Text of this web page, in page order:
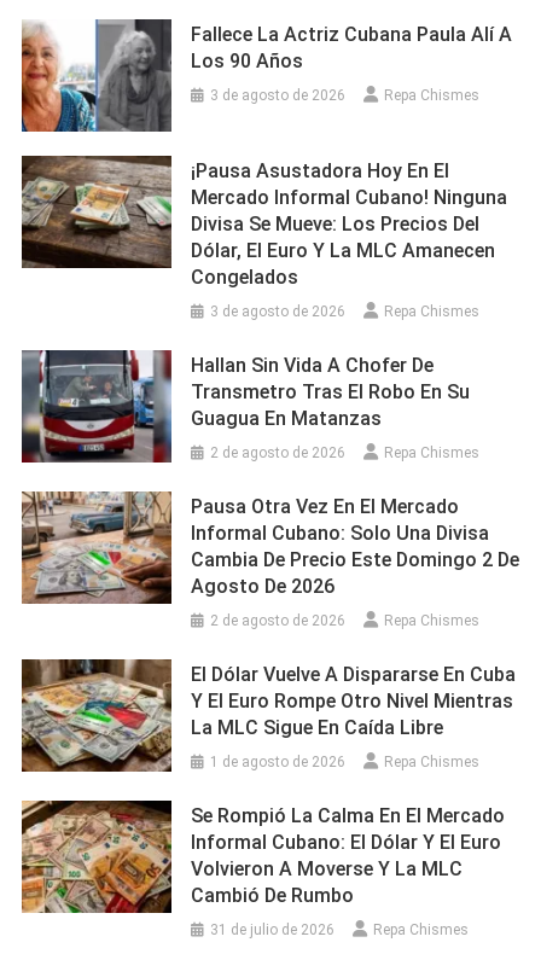
Fallece La Actriz Cubana Paula Alí A
Los 90 Años
3 de agosto de 2026 Repa Chismes
¡Pausa Asustadora Hoy En El
Mercado Informal Cubano! Ninguna
Divisa Se Mueve: Los Precios Del
Dólar, El Euro Y La MLC Amanecen
Congelados
3 de agosto de 2026 Repa Chismes
Hallan Sin Vida A Chofer De
Transmetro Tras El Robo En Su
Guagua En Matanzas
2 de agosto de 2026 Repa Chismes
Pausa Otra Vez En El Mercado
Informal Cubano: Solo Una Divisa
Cambia De Precio Este Domingo 2 De
Agosto De 2026
2 de agosto de 2026 Repa Chismes
El Dólar Vuelve A Dispararse En Cuba
Y El Euro Rompe Otro Nivel Mientras
La MLC Sigue En Caída Libre
1 de agosto de 2026 Repa Chismes
Se Rompió La Calma En El Mercado
Informal Cubano: El Dólar Y El Euro
Volvieron A Moverse Y La MLC
Cambió De Rumbo
31 de julio de 2026 Repa Chismes